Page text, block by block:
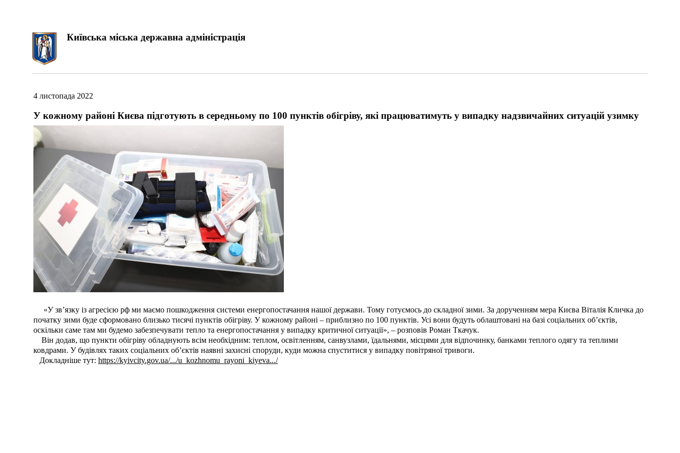
Київська міська державна адміністрація
4 листопада 2022
У кожному районі Києва підготують в середньому по 100 пунктів обігріву, які працюватимуть у випадку надзвичайних ситуацій узимку
«У зв’язку із агресією рф ми маємо пошкодження системи енергопостачання нашої держави. Тому готуємось до складної зими. За дорученням мера Києва Віталія Кличка до
початку зими буде сформовано близько тисячі пунктів обігріву. У кожному районі – приблизно по 100 пунктів. Усі вони будуть облаштовані на базі соціальних об’єктів,
оскільки саме там ми будемо забезпечувати тепло та енергопостачання у випадку критичної ситуації», – розповів Роман Ткачук.
Він додав, що пункти обігріву обладнують всім необхідним: теплом, освітленням, санвузлами, їдальнями, місцями для відпочинку, банками теплого одягу та теплими
ковдрами. У будівлях таких соціальних об’єктів наявні захисні споруди, куди можна спуститися у випадку повітряної тривоги.
Докладніше тут: https://kyivcity.gov.ua/.../u_kozhnomu_rayoni_kiyeva.../